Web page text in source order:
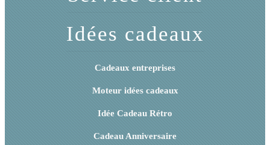
Idées cadeaux
Cadeaux entreprises
Moteur idées cadeaux
Idée Cadeau Rétro
Cadeau Anniversaire